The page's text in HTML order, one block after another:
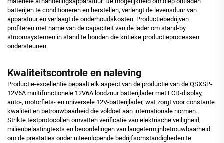
batterijen te conditioneren en herstellen, verlengt de levensduur van
apparatuur en verlaagt de onderhoudskosten. Productiebedrijven
profiteren met name van de capaciteit van de lader om stand-by
stroomsystemen in stand te houden die kritieke productieprocessen
ondersteunen.
Kwaliteitscontrole en naleving
Productie-excellentie bepaalt elk aspect van de productie van de QSXSP-
12V6A multifunctionele 12V6A loodzuur batterijlader met LCD-display,
auto-, motorfiets- en universele 12V-batterijlader, wat zorgt voor constante
kwaliteit en betrouwbaarheid die voldoet aan internationale normen.
Strikte testprotocollen omvatten verificatie van elektrische veiligheid,
milieubelastingtests en beoordelingen van langetermijnbetrouwbaarheid
om de prestaties onder uiteenlopende bedrijfsomstandigheden te